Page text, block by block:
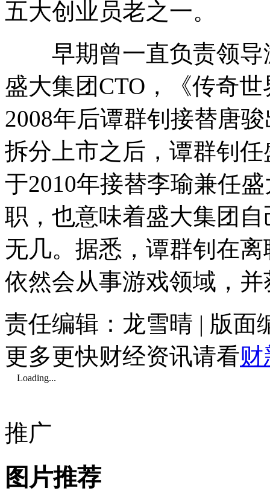
五大创业员老之一。
早期曾一直负责领导
盛大集团CTO，《传奇
2008年后谭群钊接替唐
拆分上市之后，谭群钊
于2010年接替李瑜兼任
职，也意味着盛大集团
无几。据悉，谭群钊在
依然会从事游戏领域，
责任编辑：龙雪晴 | 版面
更多更快财经资讯请看财
Loading...
推广
图片推荐